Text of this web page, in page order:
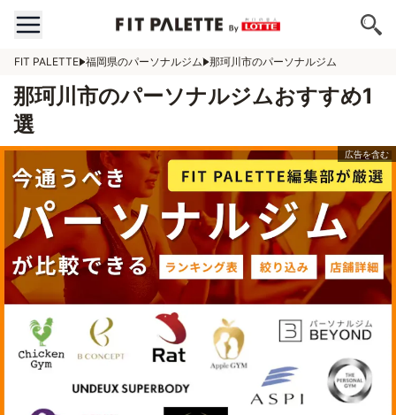
FIT PALETTE 福岡県のパーソナルジム 那珂川市のパーソナルジム
那珂川市のパーソナルジムおすすめ1
選